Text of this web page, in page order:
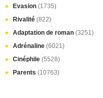
Evasion (1735)
Rivalité (822)
Adaptation de roman (3251)
Adrénaline (6021)
Cinéphile (5528)
Parents (10763)